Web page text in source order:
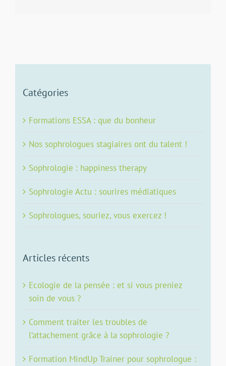
Catégories
Formations ESSA : que du bonheur
Nos sophrologues stagiaires ont du talent !
Sophrologie : happiness therapy
Sophrologie Actu : sourires médiatiques
Sophrologues, souriez, vous exercez !
Articles récents
Ecologie de la pensée : et si vous preniez
soin de vous ?
Comment traiter les troubles de
l’attachement grâce à la sophrologie ?
Formation MindUp Trainer pour sophrologue :